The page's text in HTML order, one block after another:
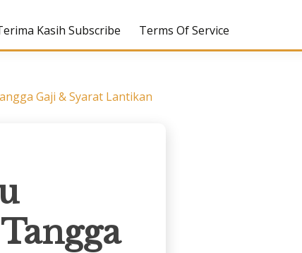
Kasih Subscribe Terms Of Service
Gaji & Syarat Lantikan